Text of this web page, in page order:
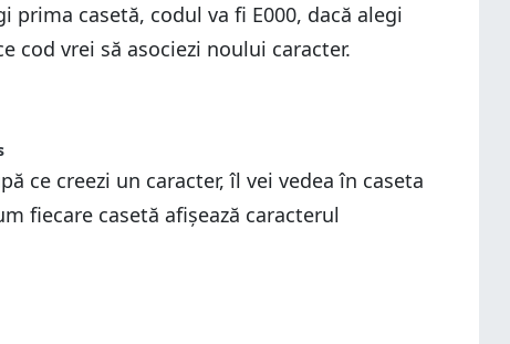
casetă, codul va fi E000, dacă alegi
cod vrei să asociezi noului caracter.
ce creezi un caracter, îl vei vedea în caseta
fiecare casetă afișează caracterul